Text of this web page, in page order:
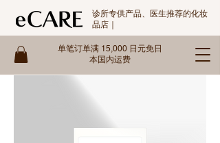
单笔订单满 15,000 日元免日
本国内运费
诊所专供产品、医生推荐的化妆
品店｜